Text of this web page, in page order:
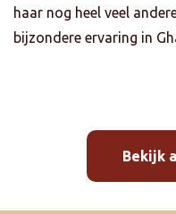
haar nog heel veel
bijzondere ervaring in
Bekijk